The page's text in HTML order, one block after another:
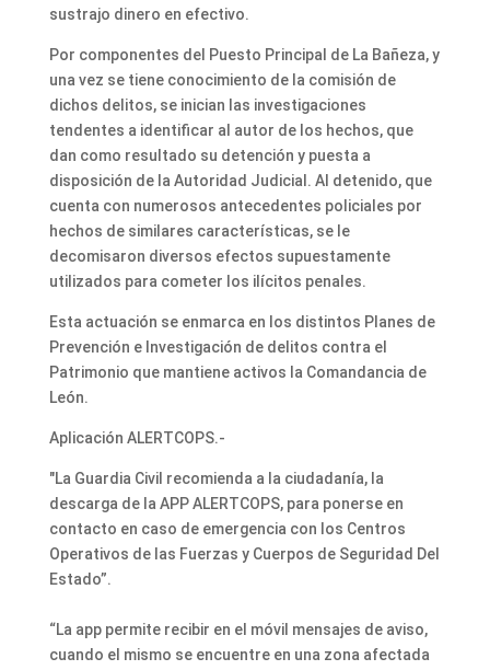
sustrajo dinero en efectivo.
Por componentes del Puesto Principal de La Bañeza, y
una vez se tiene conocimiento de la comisión de
dichos delitos, se inician las investigaciones
tendentes a identificar al autor de los hechos, que
dan como resultado su detención y puesta a
disposición de la Autoridad Judicial. Al detenido, que
cuenta con numerosos antecedentes policiales por
hechos de similares características, se le
decomisaron diversos efectos supuestamente
utilizados para cometer los ilícitos penales.
Esta actuación se enmarca en los distintos Planes de
Prevención e Investigación de delitos contra el
Patrimonio que mantiene activos la Comandancia de
León.
Aplicación ALERTCOPS.-
"La Guardia Civil recomienda a la ciudadanía, la
descarga de la APP ALERTCOPS, para ponerse en
contacto en caso de emergencia con los Centros
Operativos de las Fuerzas y Cuerpos de Seguridad Del
Estado”.
“La app permite recibir en el móvil mensajes de aviso,
cuando el mismo se encuentre en una zona afectada